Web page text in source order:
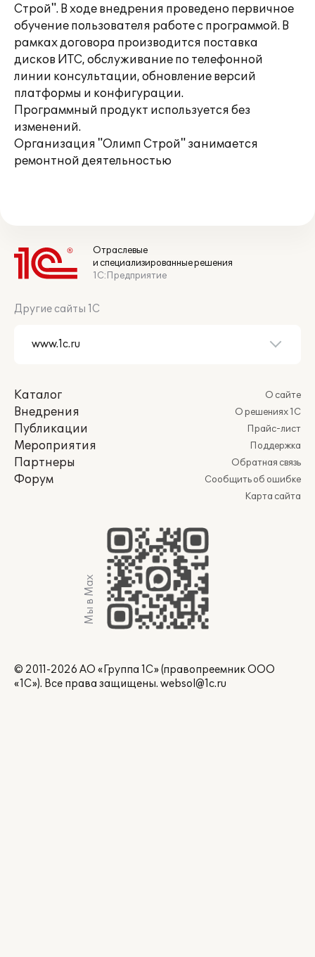
Строй". В ходе внедрения проведено первичное
обучение пользователя работе с программой. В
рамках договора производится поставка
дисков ИТС, обслуживание по телефонной
линии консультации, обновление версий
платформы и конфигурации.
Программный продукт используется без
изменений.
Организация "Олимп Строй" занимается
ремонтной деятельностью
Отраслевые
и специализированные решения
1С:Предприятие
Другие сайты 1С
Каталог
Внедрения
Публикации
Мероприятия
Партнеры
Форум
О сайте
О решениях 1С
Прайс-лист
Поддержка
Обратная связь
Сообщить об ошибке
Карта сайта
Мы в Max
© 2011-2026 АО «Группа 1С» (правопреемник ООО
«1С»). Все права защищены. websol@1c.ru